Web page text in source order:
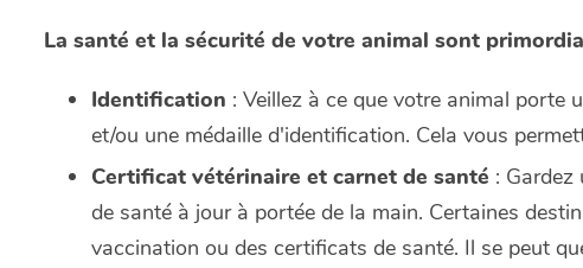
La santé et la sécurité de votre animal sont
Identification : Veillez à ce que votre animal porte
et/ou une médaille d'identification. Cela vous
Certificat vétérinaire et carnet de santé :
de santé à jour à portée de la main. Certaines
vaccination ou des certificats de santé. Il se peut